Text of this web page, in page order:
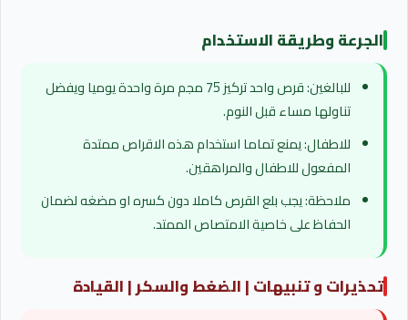
الجرعة وطريقة الاستخدام
للبالغين: قرص واحد تركيز 75 مجم مرة واحدة يوميا ويفضل
تناولها مساء قبل النوم.
للاطفال: يمنع تماما استخدام هذه الاقراص ممتدة
المفعول للاطفال والمراهقين.
ملاحظة: يجب بلع القرص كاملا دون كسره او مضغه لضمان
الحفاظ على خاصية الامتصاص الممتد.
تحذيرات و تنبيهات | الضغط والسكر | القيادة